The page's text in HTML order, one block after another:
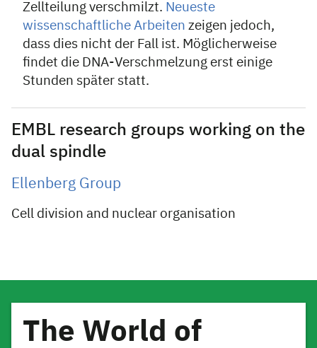
Zellteilung verschmilzt. Neueste
wissenschaftliche Arbeiten zeigen jedoch,
dass dies nicht der Fall ist. Möglicherweise
findet die DNA-Verschmelzung erst einige
Stunden später statt.
EMBL research groups working on the
dual spindle
Ellenberg Group
Cell division and nuclear organisation
The World of